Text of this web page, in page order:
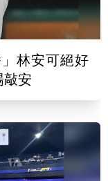
林安可絕好
敲安